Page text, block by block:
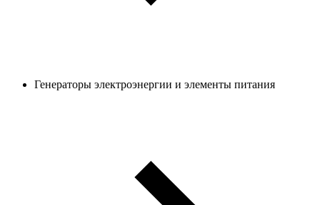
Генераторы электроэнергии и элементы питания